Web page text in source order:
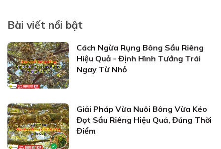
Bài viết nổi bật
Cách Ngừa Rụng Bông Sầu Riêng
Hiệu Quả - Định Hình Tướng Trái
Ngay Từ Nhỏ
Giải Pháp Vừa Nuôi Bông Vừa Kéo
Đọt Sầu Riêng Hiệu Quả, Đúng Thời
Điểm